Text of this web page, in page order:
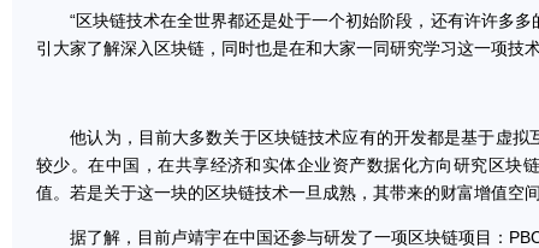
“区块链技术在全世界都还是处于一个初始阶段，还有许许多多
引大家了解深入区块链，同时也是在和大家一同研究学习这一项技
他认为，目前大多数关于区块链技术应有的开发都是基于虚拟
较少。在中国，在共享经济和实体企业资产数据化方向研究区块
值。若是关于这一块的区块链技术一旦成熟，其带来的财富增值空
据了解，目前卢靖宇在中国还参与研发了一项区块链项目：